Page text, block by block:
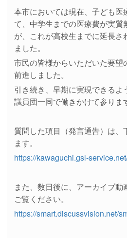
本市においては現在、子ども医
て、中学生までの医療費が実質
が、これが高校生までに延長
ました。
市民の皆様からいただいた要望
前進しました。
引き続き、早期に実現できるよ
議員団一同で働きかけて参りま
質問した項目（発言通告）は、
ます。
https://kawaguchi.gsl-
また、数日後に、アーカイブ
ご覧ください。
https://smart.discussvision.net/